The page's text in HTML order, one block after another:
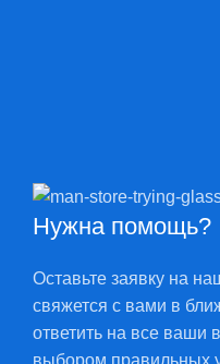
Нужна помощь?
Оставьте заявку на
свяжется с вами в
ответить на все ваши
выбором правильных